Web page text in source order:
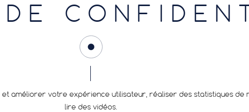
améliorer votre expérience utilisateur, réaliser des statistiques de
lire des vidéos.